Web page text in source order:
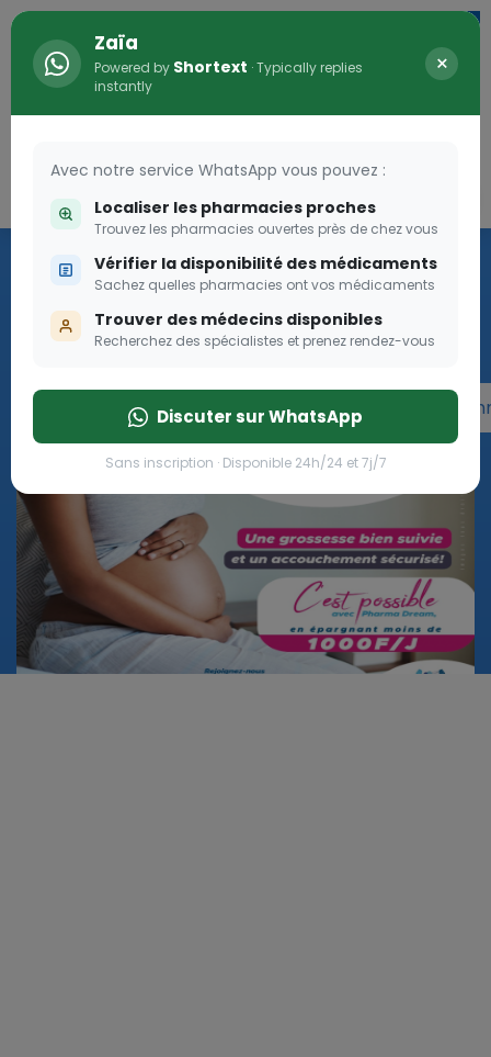
Programme OLGA-ESTHER
Rejoignez le programme Olga Esther pour les femmes
enceintes
Rejoignez le programme Olga Esther pour les
Zaïa
Powered by Shortext · Typically replies
instantly
×
Avec notre service WhatsApp vous pouvez :
Localiser les pharmacies proches
Trouvez les pharmacies ouvertes près de chez vous
Vérifier la disponibilité des médicaments
Sachez quelles pharmacies ont vos médicaments
Trouver des médecins disponibles
Recherchez des spécialistes et prenez rendez-vous
Discuter sur WhatsApp
Sans inscription · Disponible 24h/24 et 7j/7